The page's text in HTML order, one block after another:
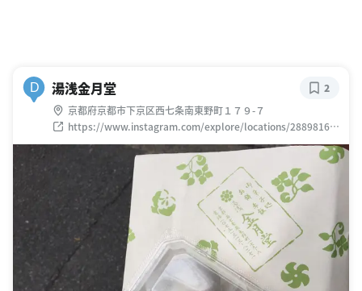
D 湯浅金月堂
京都府京都市下京区西七条南東野町１７９-７
https://www.instagram.com/explore/locations/28898164
8190414
2